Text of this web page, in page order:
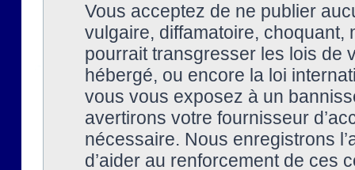
Vous acceptez de ne publier
vulgaire, diffamatoire, choquant,
pourrait transgresser les lois de
hébergé, ou encore la loi
vous vous exposez à un
avertirons votre fournisseur
nécessaire. Nous enregistrons
d’aider au renforcement de ces